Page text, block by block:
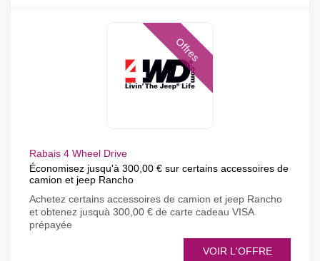
Offres
Rabais 4 Wheel Drive
Économisez jusqu'à 300,00 € sur certains accessoires de
camion et jeep Rancho
Achetez certains accessoires de camion et jeep Rancho
et obtenez jusquà 300,00 € de carte cadeau VISA
prépayée
VOIR L'OFFRE